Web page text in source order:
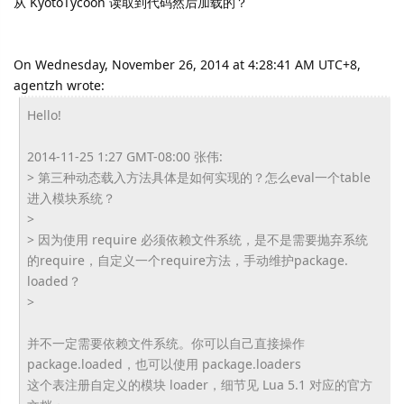
On Wednesday, November 26, 2014 at 4:28:41 AM UTC+8,
agentzh wrote:
Hello!
2014-11-25 1:27 GMT-08:00 张伟:
> 第三种动态载入方法具体是如何实现的？ 怎么eval一个table
进入模块系统？
>
> 因为使用 require 必须依赖文件系统，是不是需要抛弃系统
的require， 自定义一个require方法，手动维护package.
loaded？
>
并不一定需要依赖文件系统。你可以自己直接操作
package.loaded，也可以使用 package.loaders
这个表注册自定义的模块 loader，细节见 Lua 5.1 对应的官方